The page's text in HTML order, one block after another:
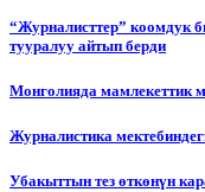
“Журналисттер” коомдук
тууралуу айтып берди
Монголияда мамлекеттик
Журналистика
Убакыттын тез өткөнүн